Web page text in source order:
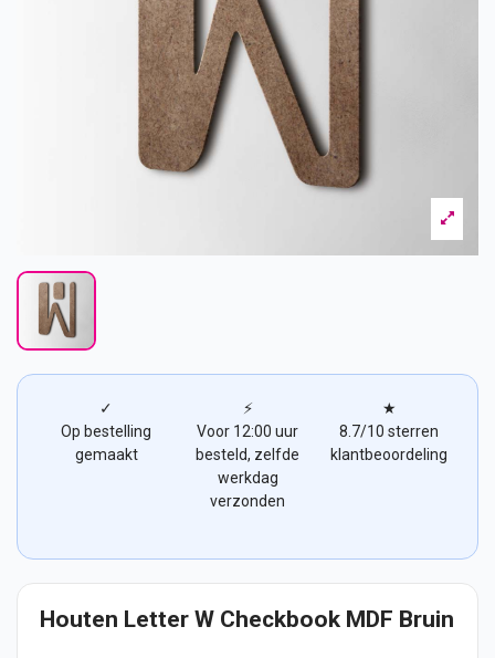
✓
Op bestelling
gemaakt
⚡
Voor 12:00 uur
besteld, zelfde
werkdag
verzonden
★
8.7/10 sterren
klantbeoordeling
Houten Letter W Checkbook MDF Bruin